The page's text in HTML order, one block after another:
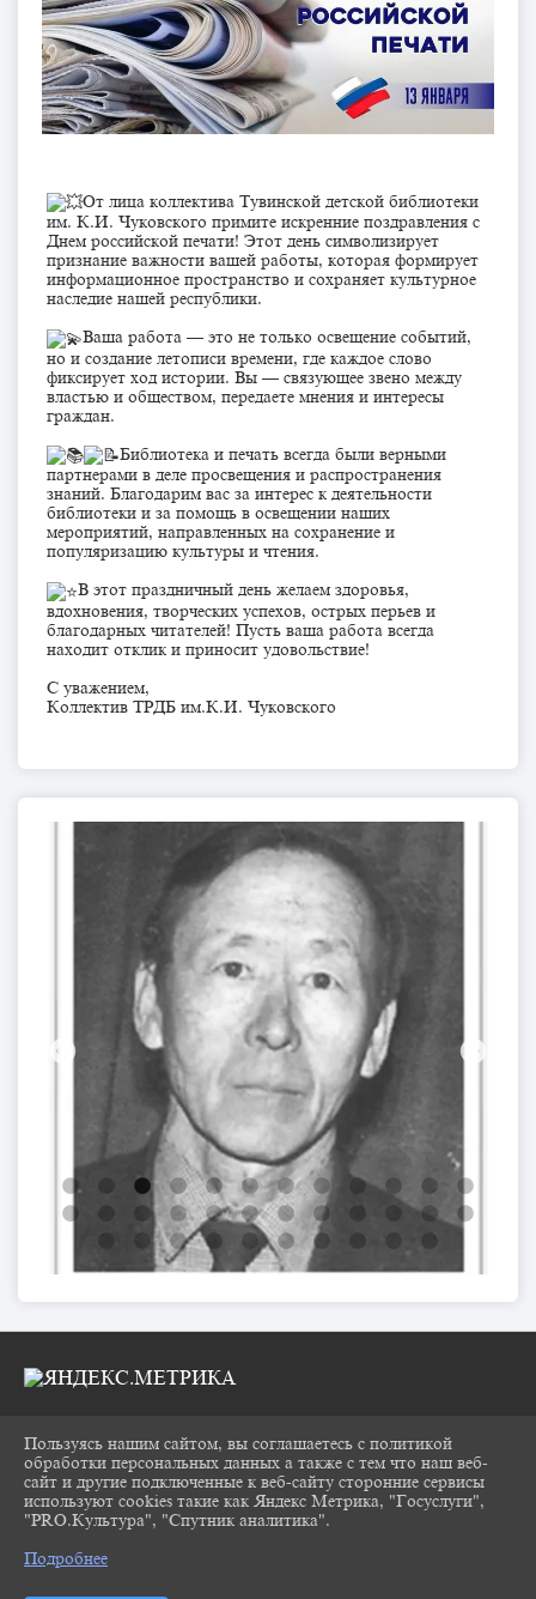
От лица коллектива Тувинской детской библиотеки
им. К.И. Чуковского примите искренние поздравления с
Днем российской печати! Этот день символизирует
признание важности вашей работы, которая формирует
информационное пространство и сохраняет культурное
наследие нашей республики.
Ваша работа — это не только освещение событий,
но и создание летописи времени, где каждое слово
фиксирует ход истории. Вы — связующее звено между
властью и обществом, передаете мнения и интересы
граждан.
Библиотека и печать всегда были верными
партнерами в деле просвещения и распространения
знаний. Благодарим вас за интерес к деятельности
библиотеки и за помощь в освещении наших
мероприятий, направленных на сохранение и
популяризацию культуры и чтения.
В этот праздничный день желаем здоровья,
вдохновения, творческих успехов, острых перьев и
благодарных читателей! Пусть ваша работа всегда
находит отклик и приносит удовольствие!
С уважением,
Коллектив ТРДБ им.К.И. Чуковского
2026 Г. CHUKOVKA17.RU
ВХОД
КАРТА САЙТА
ПОЛИТИКА ОБРАБОТКИ ПЕРСОНАЛЬНЫХ
СДЕЛАНО НА KUBCMS
Пользуясь нашим сайтом, вы соглашаетесь с политикой
обработки персональных данных а также с тем что наш веб-
сайт и другие подключенные к веб-сайту сторонние сервисы
используют cookies такие как Яндекс Метрика, "Госуслуги",
"PRO.Культура", "Спутник аналитика".
Подробнее